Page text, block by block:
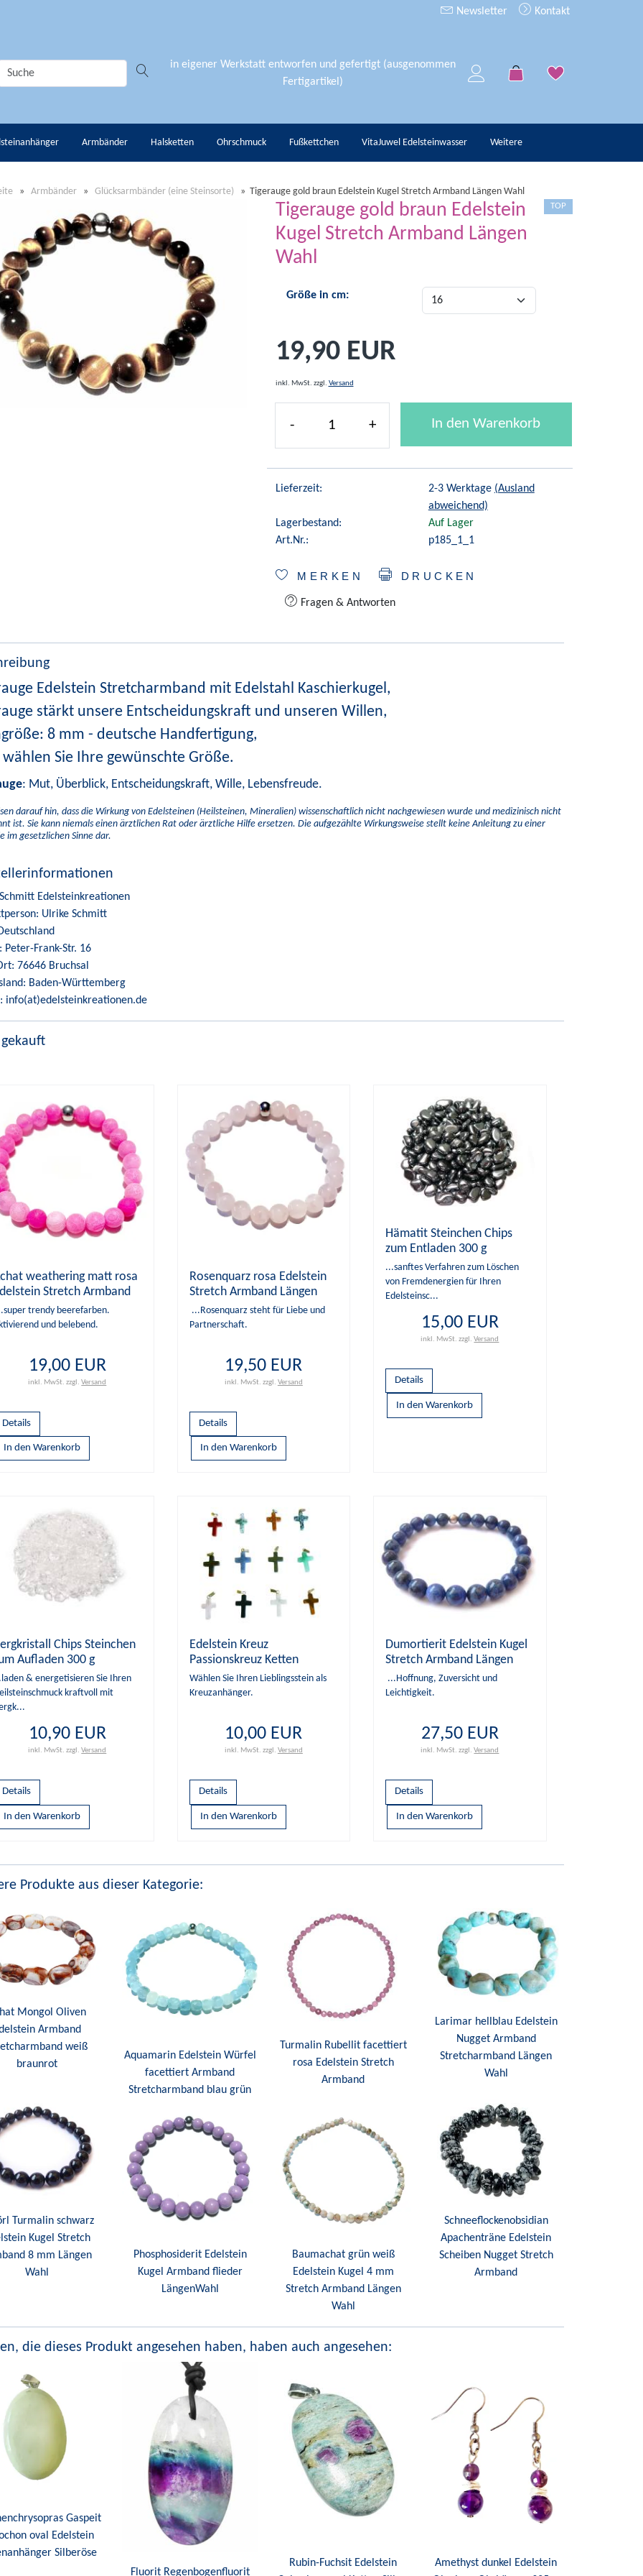
Newsletter Kontakt
in eigener Werkstatt entworfen und gefertigt (ausgenommen
Fertigartikel)
Armbänder Halsketten Ohrschmuck Fußkettchen VitaJuwel Edelsteinwasser Weitere
» Armbänder » Glücksarmbänder (eine Steinsorte) » Tigerauge gold braun Edelstein Kugel Stretch Armband Längen Wahl
TOP
Tigerauge gold braun Edelstein
Kugel Stretch Armband Längen
Wahl
Größe in cm:
19,90 EUR
inkl. MwSt. zzgl. Versand
- + In den Warenkorb
Lieferzeit: 2-3 Werktage (Ausland
abweichend)
Lagerbestand:
Auf Lager
Art.Nr.:
p185_1_1
MERKEN DRUCKEN
Fragen & Antworten
Edelstein Stretcharmband mit Edelstahl Kaschierkugel,
stärkt unsere Entscheidungskraft und unseren Willen,
8 mm - deutsche Handfertigung,
Sie Ihre gewünschte Größe.
: Mut, Überblick, Entscheidungskraft, Wille, Lebensfreude.
darauf hin, dass die Wirkung von Edelsteinen (Heilsteinen, Mineralien) wissenschaftlich nicht nachgewiesen wurde und medizinisch nicht
ist. Sie kann niemals einen ärztlichen Rat oder ärztliche Hilfe ersetzen. Die aufgezählte Wirkungsweise stellt keine Anleitung zu einer
im gesetzlichen Sinne dar.
Edelsteinkreationen
Ulrike Schmitt
Peter-Frank-Str. 16
76646 Bruchsal
Baden-Württemberg
info(at)edelsteinkreationen.de
weathering matt rosa
Stretch Armband
Wahl
trendy beerefarben.
und belebend.
19,00 EUR
inkl. MwSt. zzgl.Versand
Details
Rosenquarz rosa Edelstein
Stretch Armband Längen
Wahl
...Rosenquarz steht für Liebe und
Partnerschaft.
19,50 EUR
inkl. MwSt. zzgl. Versand
Details
Hämatit Steinchen Chips
zum Entladen 300 g
...sanftes Verfahren zum Löschen
von Fremdenergien für Ihren
Edelsteinsc...
15,00 EUR
inkl. MwSt. zzgl.Versand
Details
Chips Steinchen
Aufladen 300 g
& energetisieren Sie Ihren
kraftvoll mit
10,90 EUR
inkl. MwSt. zzgl.Versand
Details
Edelstein Kreuz
Passionskreuz Ketten
Anhänger zur Wahl
Wählen Sie Ihren Lieblingsstein als
Kreuzanhänger.
10,00 EUR
inkl. MwSt. zzgl. Versand
Details
Dumortierit Edelstein Kugel
Stretch Armband Längen
Wahl
...Hoffnung, Zuversicht und
Leichtigkeit.
27,50 EUR
inkl. MwSt. zzgl.Versand
Details
Produkte aus dieser Kategorie:
Mongol Oliven
Armband
weiß
braunrot
Aquamarin Edelstein Würfel
facettiert Armband
Stretcharmband blau grün
Turmalin Rubellit facettiert
rosa Edelstein Stretch
Armband
Larimar hellblau Edelstein
Nugget Armband
Stretcharmband Längen
Wahl
Turmalin schwarz
Kugel Stretch
8 mm Längen
Wahl
Phosphosiderit Edelstein
Kugel Armband flieder
LängenWahl
Baumachat grün weiß
Edelstein Kugel 4 mm
Stretch Armband Längen
Wahl
Schneeflockenobsidian
Apachenträne Edelstein
Scheiben Nugget Stretch
Armband
die dieses Produkt angesehen haben, haben auch angesehen:
Gaspeit
oval Edelstein
Silberöse
Fluorit Regenbogenfluorit
Rubin-Fuchsit Edelstein
Amethyst dunkel Edelstein